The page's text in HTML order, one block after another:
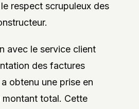
respect scrupuleux des
avec le service client
des factures
obtenu une prise en
total. Cette